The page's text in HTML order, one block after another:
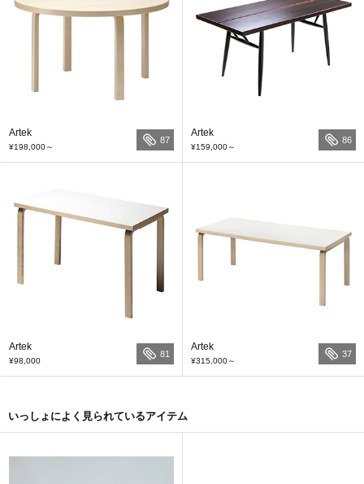
Artek
¥198,000～
87
Artek
¥159,000～
86
Artek
¥98,000
81
Artek
¥315,000～
37
いっしょによく見られているアイテム